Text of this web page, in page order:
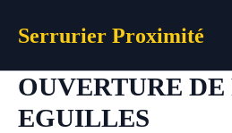
Serrurier Proximité
OUVERTURE DE
EGUILLES